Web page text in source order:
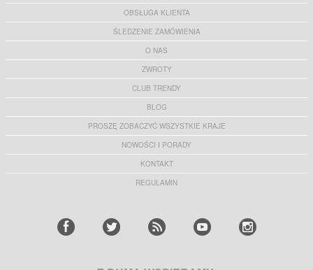
OBSŁUGA KLIENTA
ŚLEDZENIE ZAMÓWIENIA
O NAS
ZWROTY
CLUB TRENDY
BLOG
PROSZĘ ZOBACZYĆ WSZYSTKIE KRAJE
NOWOŚCI I PORADY
KONTAKT
REGULAMIN